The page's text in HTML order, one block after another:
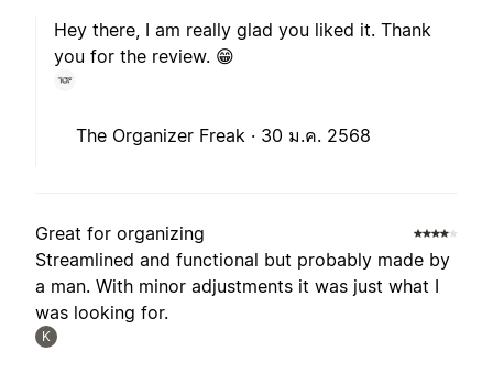
Hey there, I am really glad you liked it. Thank
you for the review. 😁
The Organizer Freak · 30 ม.ค. 2568
Great for organizing
Streamlined and functional but probably made by
a man. With minor adjustments it was just what I
was looking for.
K